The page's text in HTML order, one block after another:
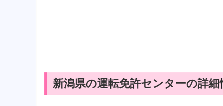
新潟県の運転免許センターの詳細